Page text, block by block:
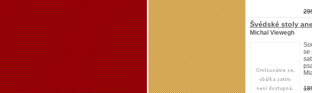
Švédské stoly
Michal Viewegh
se